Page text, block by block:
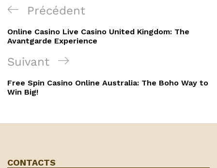
Navigation
de
l’article
Poste
précédent
Précédent
Online Casino Live Casino United Kingdom: The
Avantgarde Experience
Poste
Suivant
Suivant
Free Spin Casino Online Australia: The Boho Way to
Win Big!
CONTACTS